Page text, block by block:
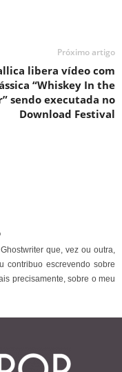
Próximo artigo
libera vídeo com
“Whiskey In the
sendo executada no
Download Festival
que, vez ou outra,
contribuo escrevendo sobre
precisamente, sobre o meu